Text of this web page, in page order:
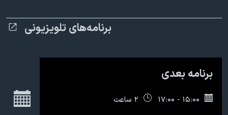
قانون شفافیت دارائی کادر رهبری ایران
اسرائیل در جنگ
برنامه‌های تلویزیونی
برنامه بعدی
۱۵:۰۰ - ۱۷:۰۰ ۲ ساعت